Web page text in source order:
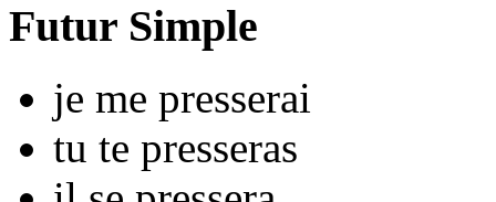
Futur Simple
je me presserai
tu te presseras